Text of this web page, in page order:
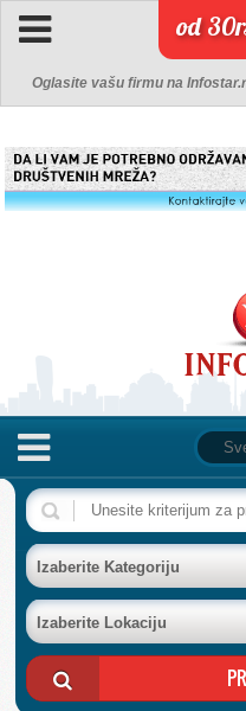
od
Oglasite vašu firmu na
NASLOVNA
BAZA FIRMI
POSLOVNI OGLASI
AKCIJE I KATALOZI
Izaberite Kategoriju
Izaberite Lokaciju